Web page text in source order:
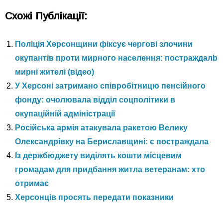
Схожі Публікації:
Поліція Херсонщини фіксує чергові злочини
окупантів проти мирного населення: постраждалb
мирні жителі (відео)
У Херсоні затримано співробітницю пенсійного
фонду: очолювала відділ соцполітики в
окупаційній адміністрації
Російська армія атакувала ракетою Велику
Олександрівку на Бериславщині: є постраждала
Із держбюджету виділять кошти місцевим
громадам для придбання житла ветеранам: хто
отримає
Херсонців просять передати показники